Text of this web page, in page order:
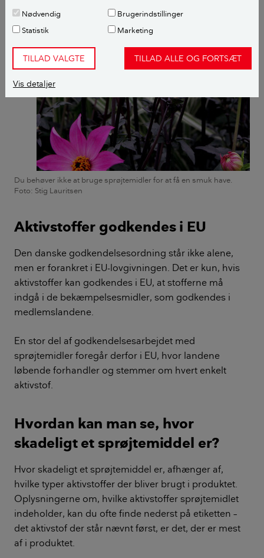
Nødvendig
Brugerindstillinger
Statistik
Marketing
TILLAD VALGTE TILLAD ALLE OG FORTSÆT
Vis detaljer
Du behøver ikke at bruge sprøjtemidler for at få en smuk have.
Foto: Stig Lauritsen
Aktivstoffer godkendes i EU
Den danske godkendelsesordning står ikke alene,
men er forankret i EU-lovgivningen. Det er kun, hvis
aktivstoffer kan godkendes i EU, at stofferne må
indgå i de bekæmpelsesmidler, som godkendes i
medlemslandene.
En stor del af godkendelsesarbejdet med
sprøjtemidler foregår derfor i EU, hvor landene
løbende forhandler og stemmer om hvert enkelt
aktivstof.
Hvordan kan man se, hvor
skadeligt et sprøjtemiddel er?
Hvor skadeligt et sprøjtemiddel er, afhænger af,
hvilke typer aktivstoffer der bliver brugt i produktet.
Oplysningerne om, hvilke aktivstoffer sprøjtemidlet
indeholder, kan du ofte finde nederst på etiketten –
det aktivstof der står nævnt først, er det, der er mest
af i produktet.